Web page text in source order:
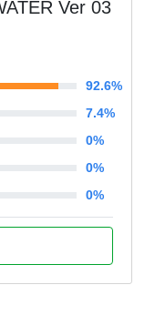
Ver 03
92.6%
7.4%
0%
0%
0%